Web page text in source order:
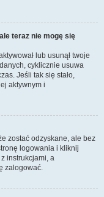
teraz nie mogę się
lub usunął twoje
cyklicznie usuwa
Jeśli tak się stało,
aktywnym i
zostać odzyskane, ale bez
logowania i kliknij
instrukcjami, a
zalogować.